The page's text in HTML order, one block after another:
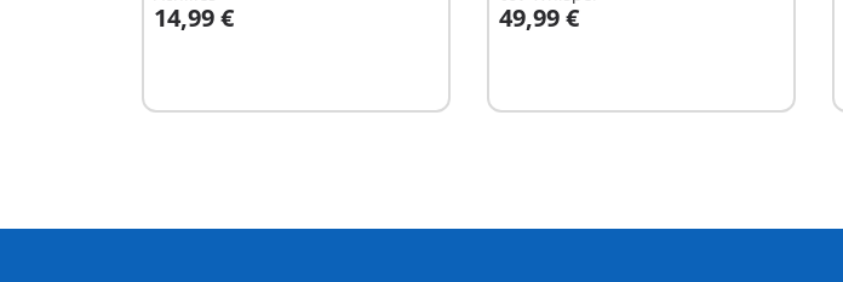
14,99 €
Στο καλάθι 49,99 €
Στο καλάθι